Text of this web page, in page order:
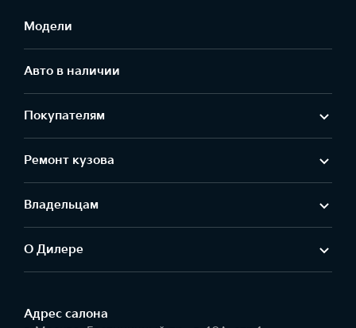
Модели
Авто в наличии
Покупателям
Ремонт кузова
Владельцам
О Дилере
Адрес салонa